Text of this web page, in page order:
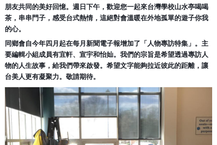
朋友共同的美好回憶。週日下午， 歡迎您一起來台灣學校山水亭喝喝
茶，串串門子，感受台式熱情， 這絕對會溫暖在外地孤單的遊子你我
的心。
同鄉會自今年四月起在每月新聞電子報增加了「人物專訪特集」。 主
要編輯小組成員有宜軒、宣宇和怡奾。 我們的宗旨是希望透過專訪人
物的人生故事，給我們帶來啟發。 希望文字能夠拉近彼此的距離，讓
台美人更有凝聚力。敬請期待。